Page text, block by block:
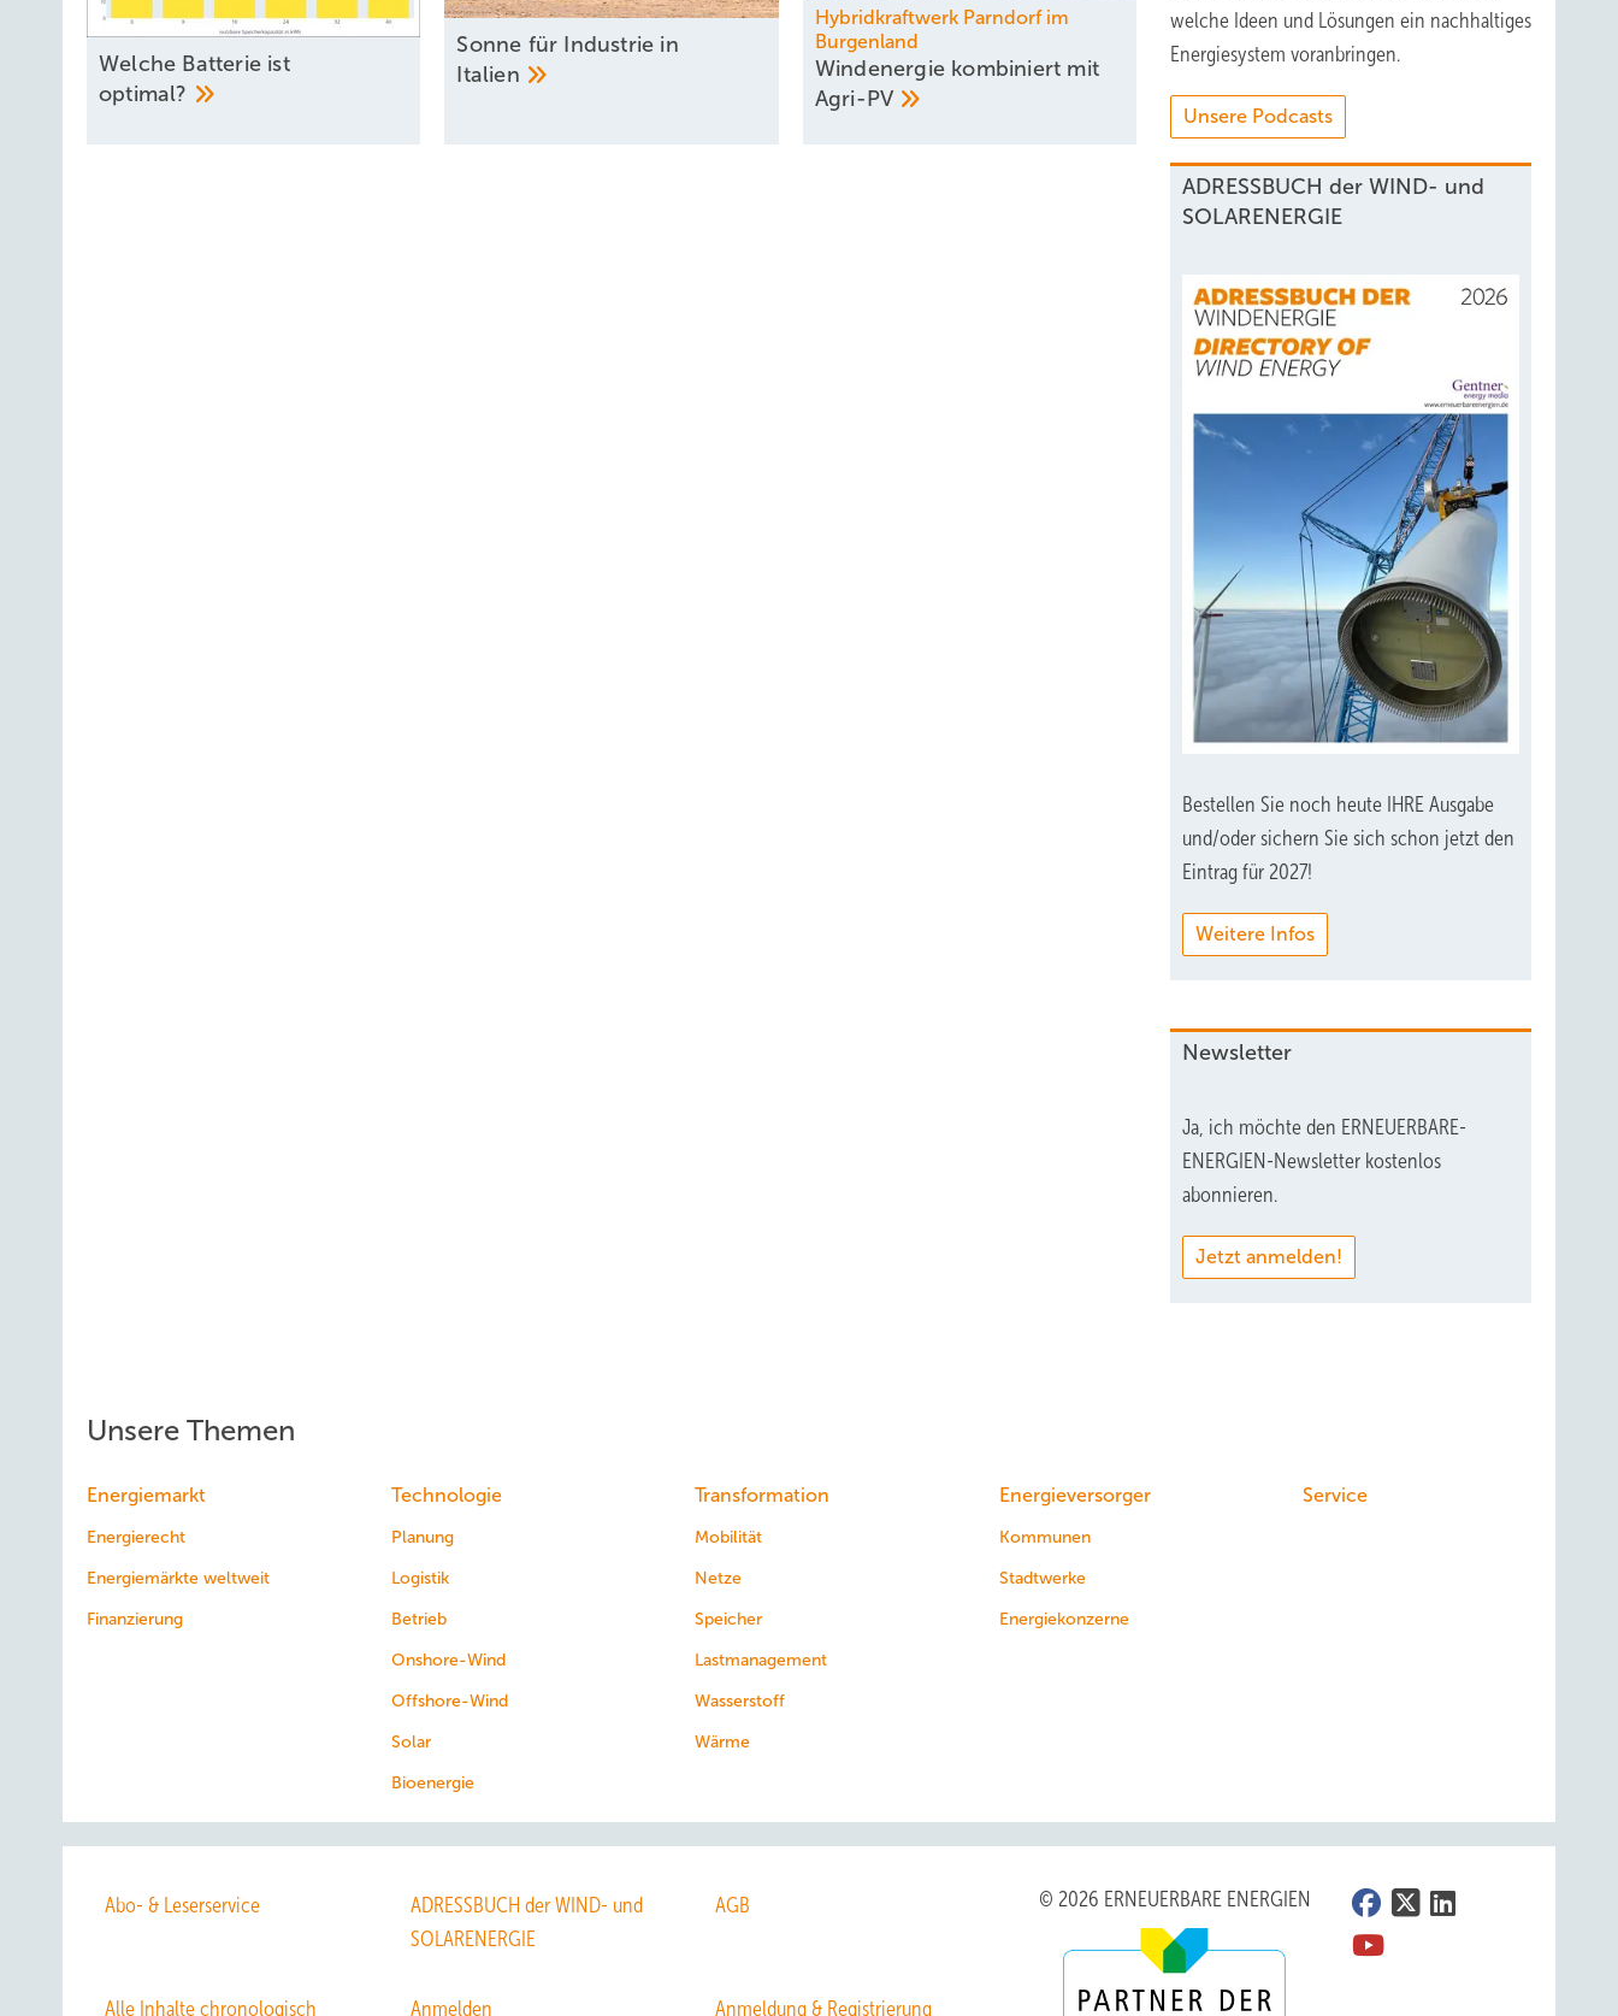
Welche Batterie ist
optimal?
Sonne für Industrie in
Italien
Hybridkraftwerk Parndorf im
Burgenland
Windenergie kombiniert mit
­Agri-PV
welche Ideen und Lösungen ein nachhaltiges
Energiesystem voranbringen.
Unsere Podcasts
ADRESSBUCH der WIND- und
SOLARENERGIE
Bestellen Sie noch heute IHRE Ausgabe
und/oder sichern Sie sich schon jetzt den
Eintrag für 2027!
Weitere Infos
Newsletter
Ja, ich möchte den ERNEUERBARE-
ENERGIEN-Newsletter kostenlos
abonnieren.
Jetzt anmelden!
Unsere Themen
Energiemarkt
Energierecht
Energiemärkte weltweit
Finanzierung
Technologie
Planung
Logistik
Betrieb
Onshore-Wind
Offshore-Wind
Solar
Bioenergie
Transformation
Mobilität
Netze
Speicher
Lastmanagement
Wasserstoff
Wärme
Energieversorger
Kommunen
Stadtwerke
Energiekonzerne
Service
Abo- & Leserservice
ADRESSBUCH der WIND- und
SOLARENERGIE
AGB
Alle Inhalte chronologisch Anmelden Anmeldung & Registrierung
© 2026 ERNEUERBARE ENERGIEN